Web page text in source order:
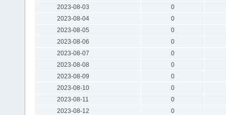
2023-08-03
0
2023-08-04
0
2023-08-05
0
2023-08-06
0
2023-08-07
0
2023-08-08
0
2023-08-09
0
2023-08-10
0
2023-08-11
0
2023-08-12
0